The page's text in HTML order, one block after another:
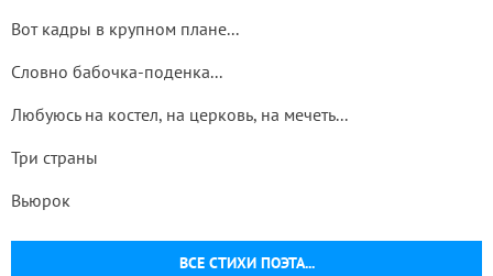
ВСЕ СТИХИ ПОЭТА...
Вот кадры в крупном плане...
Словно бабочка-поденка...
Любуюсь на костел, на церковь, на мечеть...
Три страны
Вьюрок